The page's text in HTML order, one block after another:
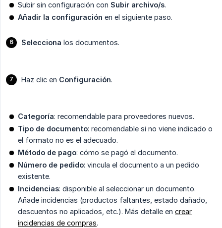
Subir sin configuración con Subir archivo/s.
Añadir la configuración en el siguiente paso.
Selecciona los documentos.
Haz clic en Configuración.
Categoría: recomendable para proveedores nuevos.
Tipo de documento: recomendable si no viene indicado o
el formato no es el adecuado.
Método de pago: cómo se pagó el documento.
Número de pedido: vincula el documento a un pedido
existente.
Incidencias: disponible al seleccionar un documento.
Añade incidencias (productos faltantes, estado dañado,
descuentos no aplicados, etc.). Más detalle en crear
incidencias de compras.